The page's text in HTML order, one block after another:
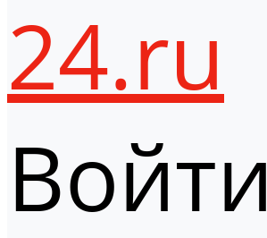
24.ru
Войти